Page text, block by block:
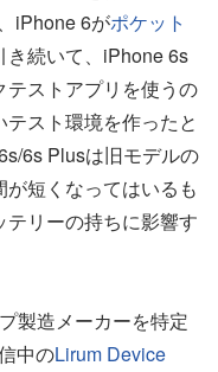
iPhone 6がポケット
き続いて、iPhone 6s
ストアプリを使うの
スト環境を作ったと
6s Plusは旧モデルの
短くなってはいるも
リーの持ちに影響す
製造メーカーを特定
中のLirum Device